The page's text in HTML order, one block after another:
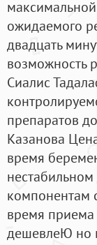
ожидаемого
двадцать
возможность
Сиалис
препаратов
Казанова
время
компонентам
время приема
дешевлеЮ но